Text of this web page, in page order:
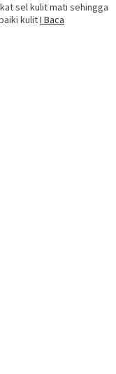
sel kulit mati sehingga
kulitI Baca